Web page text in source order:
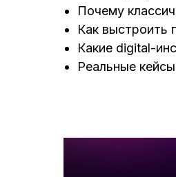
Почему
Как выстроить
Какие digital-
Реальные